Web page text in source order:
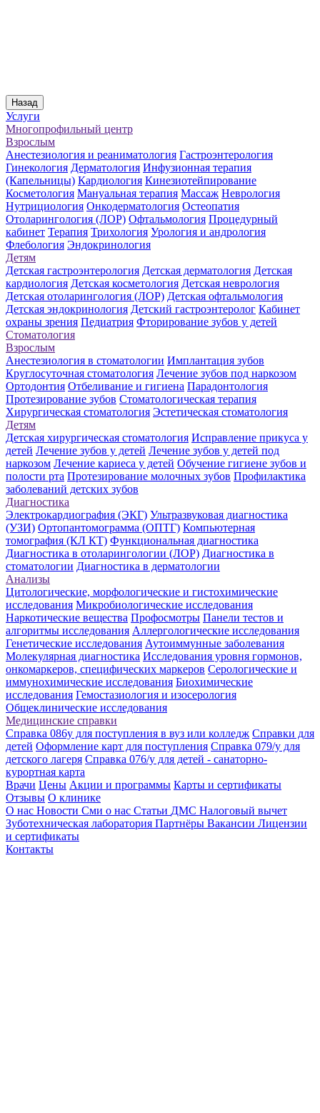
Назад
Услуги
Многопрофильный центр
Взрослым
Анестезиология и реаниматология Гастроэнтерология
Гинекология Дерматология Инфузионная терапия
(Капельницы) Кардиология Кинезиотейпирование
Косметология Мануальная терапия Массаж Неврология
Нутрициология Онкодерматология Остеопатия
Отоларингология (ЛОР) Офтальмология Процедурный
кабинет Терапия Трихология Урология и андрология
Флебология Эндокринология
Детям
Детская гастроэнтерология Детская дерматология Детская
кардиология Детская косметология Детская неврология
Детская отоларингология (ЛОР) Детская офтальмология
Детская эндокринология Детский гастроэнтеролог Кабинет
охраны зрения Педиатрия Фторирование зубов у детей
Стоматология
Взрослым
Анестезиология в стоматологии Имплантация зубов
Круглосуточная стоматология Лечение зубов под наркозом
Ортодонтия Отбеливание и гигиена Парадонтология
Протезирование зубов Стоматологическая терапия
Хирургическая стоматология Эстетическая стоматология
Детям
Детская хирургическая стоматология Исправление прикуса у
детей Лечение зубов у детей Лечение зубов у детей под
наркозом Лечение кариеса у детей Обучение гигиене зубов и
полости рта Протезирование молочных зубов Профилактика
заболеваний детских зубов
Диагностика
Электрокардиография (ЭКГ) Ультразвуковая диагностика
(УЗИ) Ортопантомограмма (ОПТГ) Компьютерная
томография (КЛ КТ) Функциональная диагностика
Диагностика в отоларингологии (ЛОР) Диагностика в
стоматологии Диагностика в дерматологии
Анализы
Цитологические, морфологические и гистохимические
исследования Микробиологические исследования
Наркотические вещества Профосмотры Панели тестов и
алгоритмы исследования Аллергологические исследования
Генетические исследования Аутоиммунные заболевания
Молекулярная диагностика Исследования уровня гормонов,
онкомаркеров, специфических маркеров Серологические и
иммунохимические исследования Биохимические
исследования Гемостазиология и изосерология
Общеклинические исследования
Медицинские справки
Справка 086у для поступления в вуз или колледж Справки для
детей Оформление карт для поступления Справка 079/у для
детского лагеря Справка 076/у для детей - санаторно-
курортная карта
Врачи Цены Акции и программы Карты и сертификаты
Отзывы О клинике
О нас Новости Сми о нас Статьи ДМС Налоговый вычет
Зуботехническая лаборатория Партнёры Вакансии Лицензии
и сертификаты
Контакты